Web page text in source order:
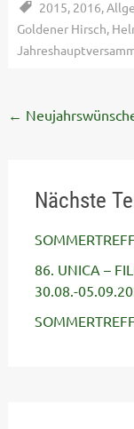
2015, 2016,
Goldener Hirsch,
Post
←
Nächste
86. UNICA –
30.08.-